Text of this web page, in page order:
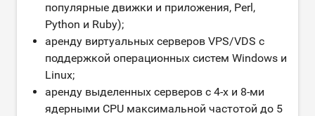
популярные движки и приложения, Perl,
Python и Ruby);
аренду виртуальных серверов VPS/VDS с
поддержкой операционных систем Windows и
Linux;
аренду выделенных серверов c 4-х и 8-ми
ядерными CPU максимальной частотой до 5